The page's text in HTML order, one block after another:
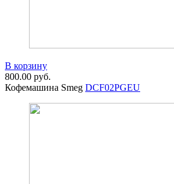
В корзину
800.00 руб.
Кофемашина Smeg DCF02PGEU